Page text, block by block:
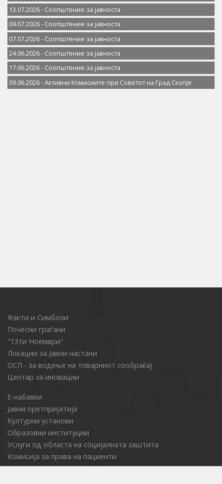
13.07.2026 - Соопштение за јавностa
09.07.2026 - Соопштение за јавностa
07.07.2026 - Соопштение за јавноста
24.06.2026 - Соопштение за јавностa
17.06.2026 - Соопштение за јавностa
09.06.2026 - Активни Комисиите при Советот на Град Скопје
Факти и Симболи
Почесни граѓани
"13ти Ноември"
Локации за Јавни настани
ОСП - за водење на товарниот сообраќај
Центар за иновации
Е-набавки
Јавни претпријатија
Културни установи
Образовни институции
Услуги од областа на социјалната заштита
Комисија за права на пациенти